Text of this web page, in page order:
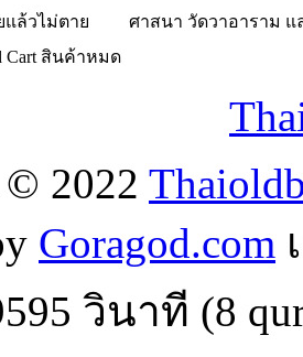
แล้วไม่ตาย
ศาสนา วัดวาอาราม แ
Cart สินค้าหมด
2022
Goragod.com
วินาที (8